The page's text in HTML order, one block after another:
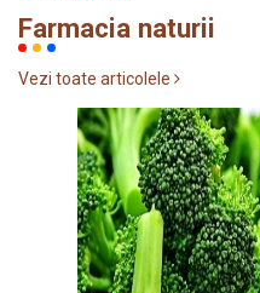
Farmacia naturii
Vezi toate articolele